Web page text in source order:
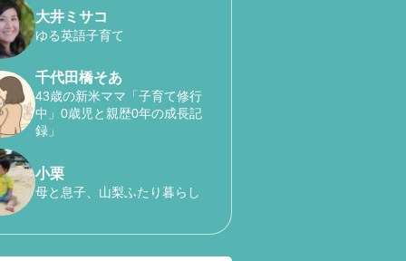
大井ミサコ
ゆる英語子育て
千代田橋そあ
43歳の新米ママ「子育て修行
中」0歳児と親歴0年の成長記
録」
小栗
母と息子、山梨ふたり暮らし